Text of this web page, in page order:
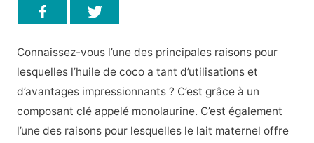
Connaissez-vous l’une des principales raisons pour
lesquelles l’huile de coco a tant d’utilisations et
d’avantages impressionnants ? C’est grâce à un
composant clé appelé monolaurine. C’est également
l’une des raisons pour lesquelles le lait maternel offre